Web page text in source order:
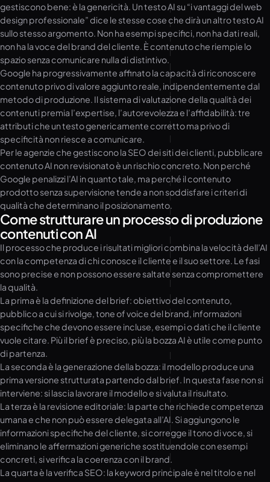
gestiscono bene: è la genericità. Un testo AI su “i vantaggi del web
design professionale” dice le stesse cose che dirà un altro testo AI
sullo stesso argomento. Non ha esempi specifici, non ha dati reali,
non ha la voce del brand del cliente. È contenuto che riempie lo
spazio senza comunicare nulla di distintivo.
Google ha progressivamente affinato la capacità di riconoscere
contenuto privo di valore aggiunto reale, indipendentemente dal
metodo di produzione. Il sistema di valutazione della qualità dei
contenuti premia l’expertise, l’autorevolezza e l’affidabilità: tre
attributi che un testo genericamente corretto ma privo di
specificità non riesce a comunicare.
Per le agenzie che gestiscono la SEO dei siti dei clienti, pubblicare
contenuto AI non revisionato è un rischio concreto. Non perché
Google penalizzi l’AI in quanto tale, ma perché il contenuto
prodotto senza supervisione tende a non soddisfare i criteri di
qualità che determinano il posizionamento.
Come strutturare un processo di produzione
contenuti con AI
Il processo che produce i risultati migliori combina la velocità dell’AI
con la competenza di chi conosce il cliente e il suo settore. Le fasi
sono precise e non possono essere saltate senza compromettere
la qualità.
La prima è la definizione del brief: obiettivo del contenuto,
pubblico a cui si rivolge, tone of voice del brand, informazioni
specifiche che devono essere incluse, esempi o dati che il cliente
vuole citare. Più il brief è preciso, più la bozza AI è utile come punto
di partenza.
La seconda è la generazione della bozza: il modello produce una
prima versione strutturata partendo dal brief. In questa fase non si
interviene: si lascia lavorare il modello e si valuta il risultato.
La terza è la revisione editoriale: la parte che richiede competenza
umana e che non può essere delegata all’AI. Si aggiungono le
informazioni specifiche del cliente, si corregge il tono di voce, si
eliminano le affermazioni generiche sostituendole con esempi
concreti, si verifica la coerenza con il brand.
La quarta è la verifica SEO: la keyword principale è nel titolo e nel